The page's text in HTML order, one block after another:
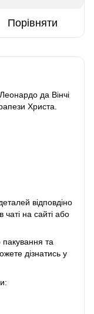
Порівняти
да Вінчі
Христа.
відповдіно
на сайті або
та
дізнатись у